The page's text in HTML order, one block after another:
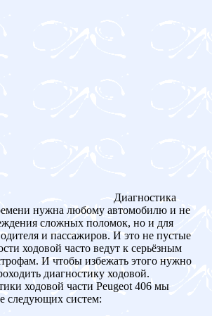
Диагностика
нужна любому автомобилю и не
сложных поломок, но и для
и пассажиров. И это не пустые
ходовой часто ведут к серьёзным
И чтобы избежать этого нужно
диагностику ходовой.
ходовой части Peugeot 406 мы
следующих систем: